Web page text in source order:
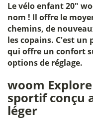
Levélo enfant 20"
nom ! Il offre le
chemins, de
les copains. C'est
qui offre un confort
options de réglage.
woom
sportif conçu
léger